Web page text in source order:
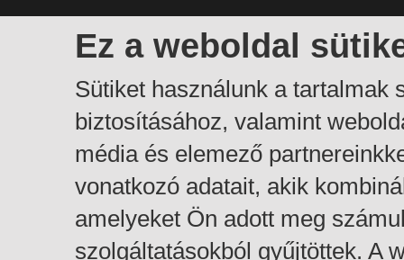
Ez a weboldal
Sütiket használunk a tartalmak
biztosításához, valamint
média és elemező
vonatkozó adatait, akik
amelyeket Ön adott meg
szolgáltatásokból gyűjtöttek. A